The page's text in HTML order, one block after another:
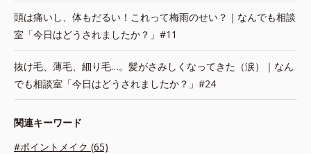
頭は痛いし、体もだるい！これって梅雨のせい？｜なんでも相談
室「今日はどうされましたか？」#11
抜け毛、薄毛、細り毛…。髪がさみしくなってきた（涙）｜なん
でも相談室「今日はどうされましたか？」#24
関連キーワード
#ポイントメイク (65)